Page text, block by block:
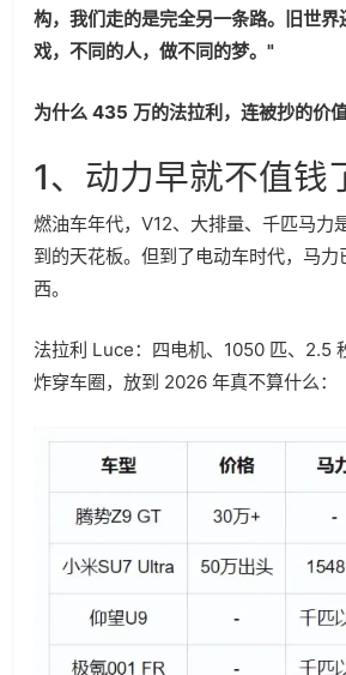
构，我们走的是完全另一条路。旧世
戏，不同的人，做不同的梦。"
为什么 435 万的法拉利，连被抄的价
1、动力早就不值钱
燃油车年代，V12、大排量、千匹马力
到的天花板。但到了电动车时代，马力
西。
法拉利 Luce：四电机、1050 匹、2.5
炸穿车圈，放到 2026 年真不算什么：